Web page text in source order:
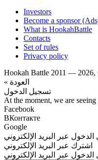
Investors
Become a sponsor
What is HookahBattle
Contacts
Set of rules
Privacy policy
Hookah Battle 2011 — 2026,
« العودة
تسجيل الدخول
At the moment, we are
Facebook
ВКонтакте
Google
عبر البريد الإلكتروني
اشترك عبر البريد الإلكتروني
عبر البريد الإلكتروني